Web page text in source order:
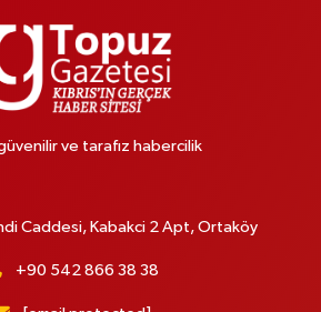
ve tarafız habercilik
Caddesi, Kabakci 2 Apt, Ortaköy
+90 542 866 38 38